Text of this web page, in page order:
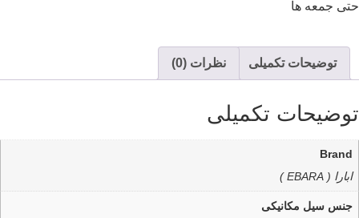
حتی جمعه ها
توضیحات تکمیلی نظرات (0)
توضیحات تکمیلی
Brand
ابارا ( EBARA )
جنس سیل مکانیکی